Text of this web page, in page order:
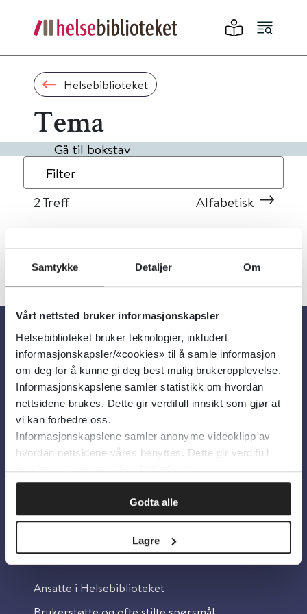
Samtykke Detaljer Om
Vårt nettsted bruker informasjonskapsler
Helsebiblioteket bruker teknologier, inkludert
informasjonskapsler/«cookies» til å samle informasjon
om deg for å kunne gi deg best mulig brukeropplevelse.
Informasjonskapslene samler statistikk om hvordan
nettsidene brukes. Dette gir verdifull innsikt som gjør at
vi kan forbedre oss.
Informasjonskapslene samler anonyme videoklipp av
hvordan nettsidene våres benyttes. Dette gir verdifull
innsikt som gjør at vi kan forbedre oss.
Godta alle
Lagre
Helsebiblioteket
Tema
Gå til bokstav
Filter
2 Treff Alfabetisk
Om oss
Om Helsebiblioteket
Personvern og informasjonskapsler
Tilgjengelighetserklæring
Information in English
Ansatte i Helsebiblioteket